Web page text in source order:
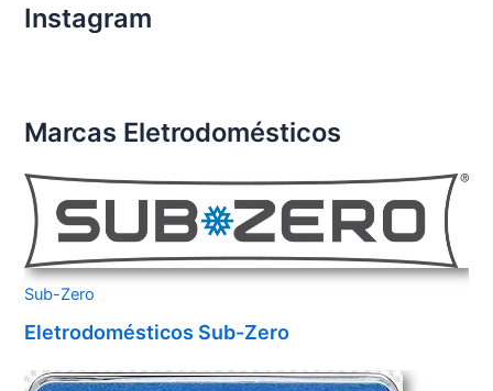
Instagram
Marcas Eletrodomésticos
Sub-Zero
Eletrodomésticos Sub-Zero